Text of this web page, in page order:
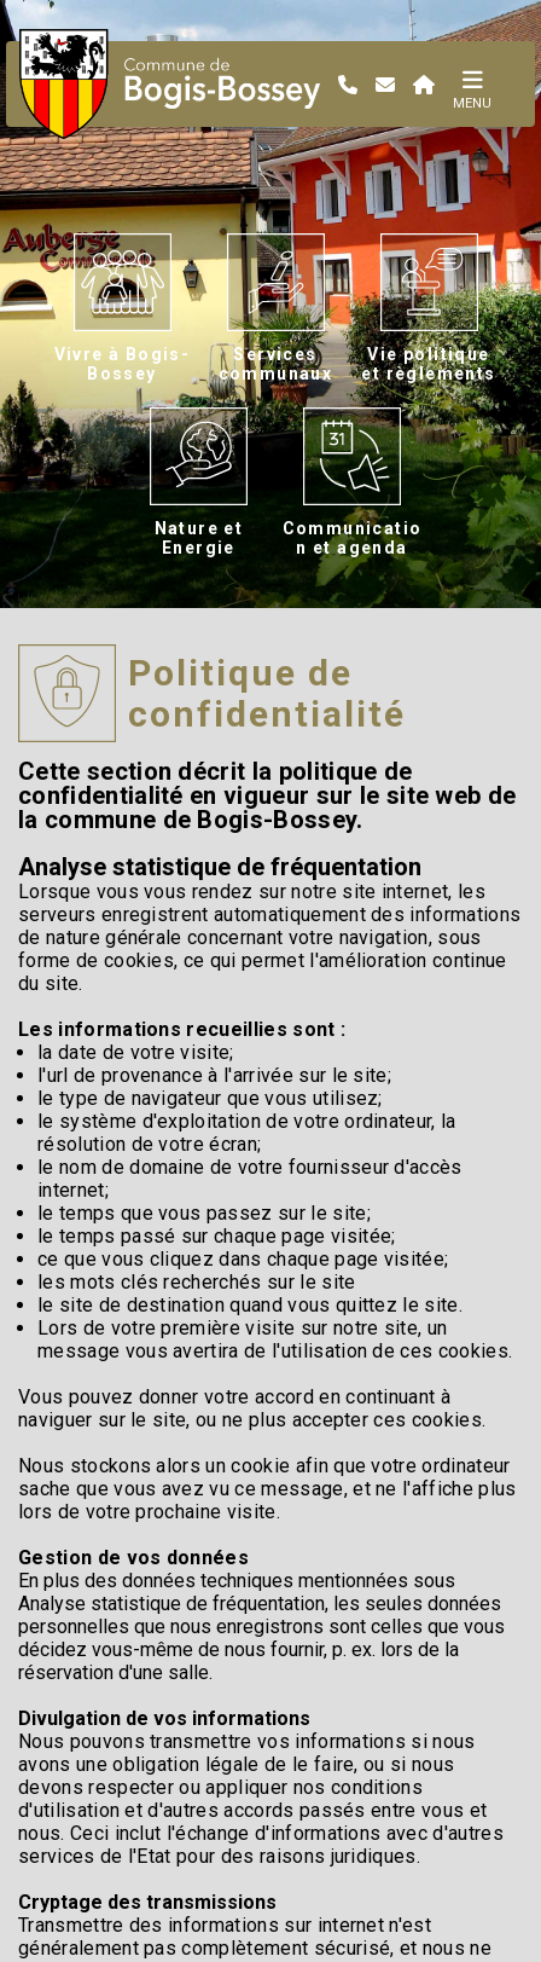
MENU
Vivre à Bogis-
Bossey
Services
communaux
Vie politique
et règlements
Nature et
Energie
Communicatio
n et agenda
Politique de
confidentialité
Cette section décrit la politique de
confidentialité en vigueur sur le site web de
la commune de Bogis-Bossey.
Analyse statistique de fréquentation
Lorsque vous vous rendez sur notre site internet, les
serveurs enregistrent automatiquement des informations
de nature générale concernant votre navigation, sous
forme de cookies, ce qui permet l'amélioration continue
du site.
Les informations recueillies sont :
la date de votre visite;
l'url de provenance à l'arrivée sur le site;
le type de navigateur que vous utilisez;
le système d'exploitation de votre ordinateur, la
résolution de votre écran;
le nom de domaine de votre fournisseur d'accès
internet;
le temps que vous passez sur le site;
le temps passé sur chaque page visitée;
ce que vous cliquez dans chaque page visitée;
les mots clés recherchés sur le site
le site de destination quand vous quittez le site.
Lors de votre première visite sur notre site, un
message vous avertira de l'utilisation de ces cookies.
Vous pouvez donner votre accord en continuant à
naviguer sur le site, ou ne plus accepter ces cookies.
Nous stockons alors un cookie afin que votre ordinateur
sache que vous avez vu ce message, et ne l'affiche plus
lors de votre prochaine visite.
Gestion de vos données
En plus des données techniques mentionnées sous
Analyse statistique de fréquentation, les seules données
personnelles que nous enregistrons sont celles que vous
décidez vous-même de nous fournir, p. ex. lors de la
réservation d'une salle.
Divulgation de vos informations
Nous pouvons transmettre vos informations si nous
avons une obligation légale de le faire, ou si nous
devons respecter ou appliquer nos conditions
d'utilisation et d'autres accords passés entre vous et
nous. Ceci inclut l'échange d'informations avec d'autres
services de l'Etat pour des raisons juridiques.
Cryptage des transmissions
Transmettre des informations sur internet n'est
généralement pas complètement sécurisé, et nous ne